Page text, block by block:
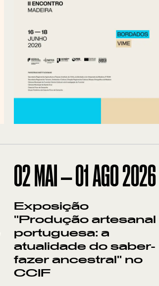
02MAI—01AGO2026
Exposição
"Produção artesanal
portuguesa: a
atualidade do saber-
fazer ancestral" no
CCIF